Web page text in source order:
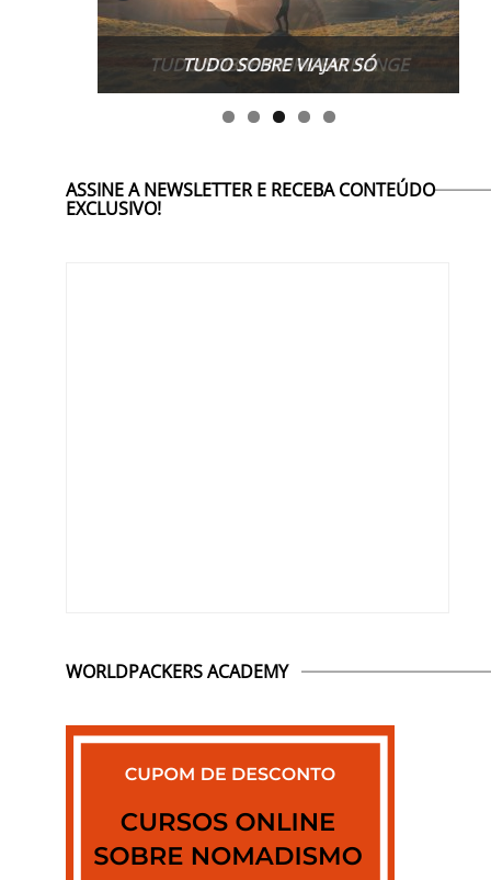
TUDO SOBRE WORK EXCHANGE
ASSINE A NEWSLETTER E RECEBA CONTEÚDO
EXCLUSIVO!
WORLDPACKERS ACADEMY